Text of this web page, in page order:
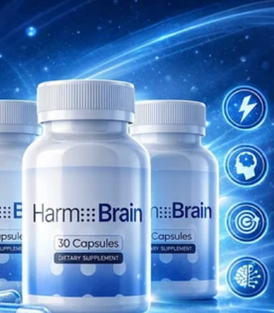
komunikacija pomoći će da riješite sitne nesuglasice
dana donose odgovor koji su dugo čekali. Neko će
ste skrivali konačno će pronaći pravi trenutak da
velike šanse za susret koji može označiti početak
ispunjen pažnjom i komplimentima. Vaša harizma
oko sebe.
će vas prijatno iznenaditi gestom koja će vam